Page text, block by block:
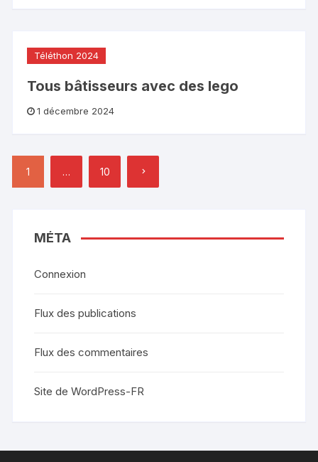
Téléthon 2024
Tous bâtisseurs avec des lego
1 décembre 2024
Pagination
des
publications
1 … 10
MÉTA
Connexion
Flux des publications
Flux des commentaires
Site de WordPress-FR